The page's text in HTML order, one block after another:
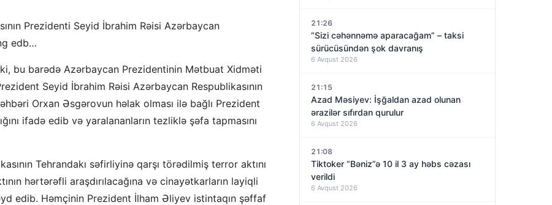
Prezidenti Seyid İbrahim Rəisi Azərbaycan
edb…
bu barədə Azərbaycan Prezidentinin Mətbuat Xidməti
Seyid İbrahim Rəisi Azərbaycan Respublikasının
Orxan Əsgərovun həlak olması ilə bağlı Prezident
ifadə edib və yaralananların tezliklə şəfa tapmasını
Tehrandakı səfirliyinə qarşı törədilmiş terror aktını
hərtərəfli araşdırılacağına və cinayətkarların layiqli
edib. Həmçinin Prezident İlham Əliyev istintaqın şəffaf
21:26
“Sizi cəhənnəmə aparacağam” – taksi
sürücüsündən şok davranış
6 Avqust 2026
21:15
Azad Məsiyev: İşğaldan azad olunan
ərazilər sıfırdan qurulur
6 Avqust 2026
21:08
Tiktoker “Bəniz”ə 10 il 3 ay həbs cəzası
verildi
6 Avqust 2026